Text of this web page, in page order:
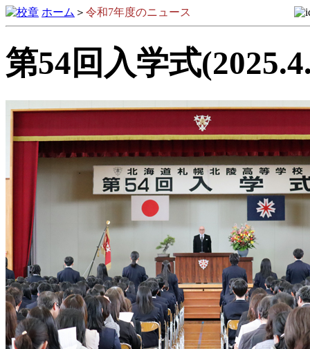
ホーム ＞ 令和7年度のニュース
第54回入学式